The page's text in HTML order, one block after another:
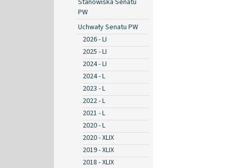
PW
Uchwały Senatu PW
2026 - LI
2025 - LI
2024 - LI
2024 - L
2023 - L
2022 - L
2021 - L
2020 - L
2020 - XLIX
2019 - XLIX
2018 - XLIX